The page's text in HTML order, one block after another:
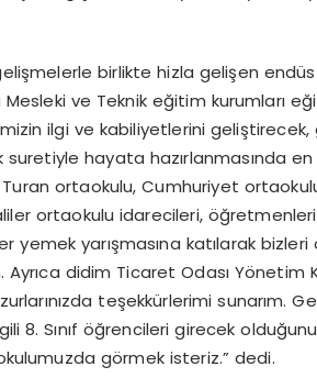
birlikte hizla gelişen
ve Teknik eğitim kurumları
ilgi ve kabiliyetlerini
suretiyle hayata hazırlanmasında
ortaokulu, Cumhuriyet
ortaokulu idarecileri,
yarışmasına katılarak bizleri
Ayrıca didim Ticaret Odası
teşekkürlerimi sunarım.
8. Sınıf öğrencileri girecek
görmek isteriz.” dedi.